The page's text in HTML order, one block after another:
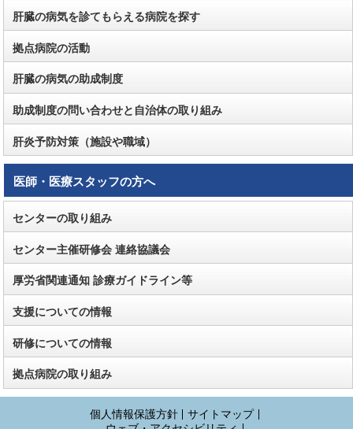
肝臓の病気を診てもらえる病院を探す
拠点病院の活動
肝臓の病気の助成制度
助成制度の問い合わせと自治体の取り組み
肝炎予防対策（施設や職域）
医師・医療スタッフの方へ
センターの取り組み
センター主催研修会 連絡協議会
厚労省関連通知 診療ガイドライン等
支援についての情報
研修についての情報
拠点病院の取り組み
個人情報保護方針
サイトマップ